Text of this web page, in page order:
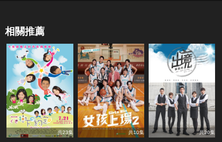
相關推薦
共23集 共10集 共20集